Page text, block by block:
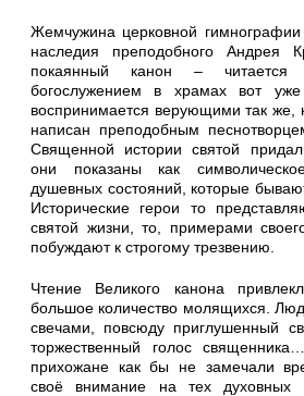
Жемчужина церковной гимнографии
наследия преподобного Андрея
покаянный канон – читается
богослужением в храмах вот
воспринимается верующими так же,
написан преподобным
Священной истории святой
они показаны как
душевных состояний, которые
Исторические герои то
святой жизни, то, примерами
побуждают к строгому трезвению.
Чтение Великого канона
большое количество молящихся.
свечами, повсюду приглушенный
торжественный голос
прихожане как бы не замечали
своё внимание на тех духовных